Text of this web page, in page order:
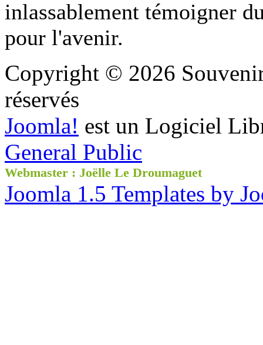
inlassablement témoigner
pour l'avenir.
Copyright © 2026
réservés
Joomla! est un Logiciel
General Public
Webmaster : Joëlle Le Droumaguet
Joomla 1.5 Templates by